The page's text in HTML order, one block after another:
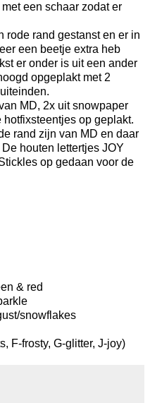
een schaar zodat er
rode rand gestanst en er in
een beetje extra heb
er onder is uit een ander
opgeplakt met 2
MD, 2x uit snowpaper
op geplakt.
rand zijn van MD en daar
houten lettertjes JOY
op gedaan voor de
& red
snowflakes
F-frosty, G-glitter, J-joy)